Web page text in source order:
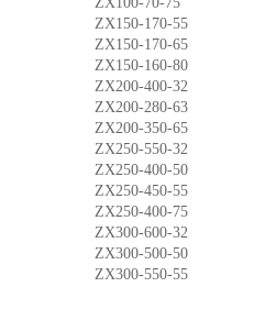
ZX150-170-55
ZX150-170-65
ZX150-160-80
ZX200-400-32
ZX200-280-63
ZX200-350-65
ZX250-550-32
ZX250-400-50
ZX250-450-55
ZX250-400-75
ZX300-600-32
ZX300-500-50
ZX300-550-55